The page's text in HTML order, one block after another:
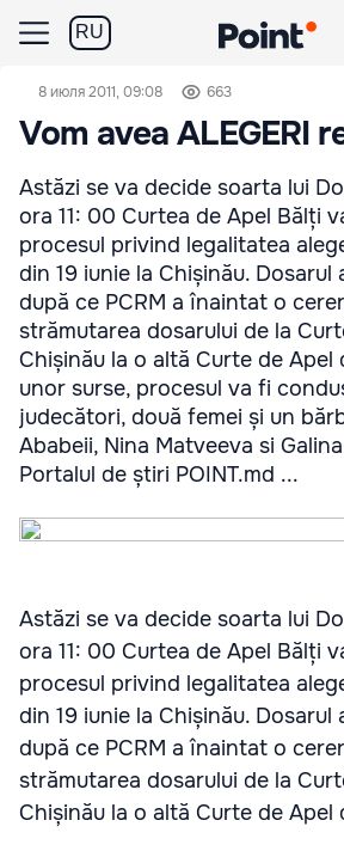
RU
8 июля 2011, 09:08 663
Vom avea ALEGERI
Astăzi se va decide soarta lui
ora 11: 00 Curtea de Apel Bălți
procesul privind legalitatea
din 19 iunie la Chișinău. Dosarul
după ce PCRM a înaintat o
strămutarea dosarului de la
Chișinău la o altă Curte de
unor surse, procesul va fi
judecători, două femei și un
Ababeii, Nina Matveeva si
Portalul de știri POINT.md ...
Astăzi se va decide soarta lui
ora 11: 00 Curtea de Apel Bălți
procesul privind legalitatea
din 19 iunie la Chișinău. Dosarul
după ce PCRM a înaintat o
strămutarea dosarului de la
Chișinău la o altă Curte de Apel